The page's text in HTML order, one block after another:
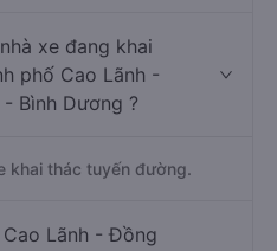
xe đang khai
phố Cao Lãnh -
Bình Dương ?
khai thác tuyến đường.
Lãnh - Đồng